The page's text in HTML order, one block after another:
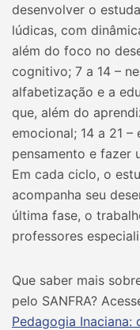
desenvolver o
lúdicas, com
além do foco no
cognitivo; 7 a 14 –
alfabetização e a
que, além do
emocional; 14 a 21
pensamento e fazer
Em cada ciclo, o
acompanha seu
última fase, o
professores
Que saber mais
pelo SANFRA?
Pedagogia Inaciana: